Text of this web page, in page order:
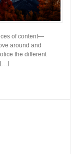
of content—
around and
the different
[…]